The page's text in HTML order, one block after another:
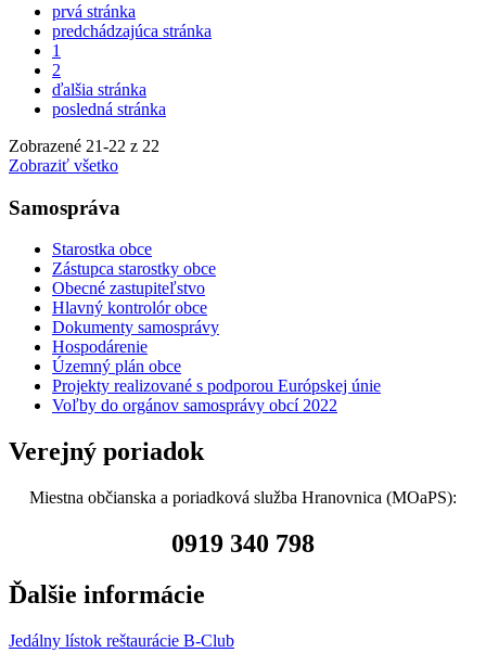
prvá stránka
predchádzajúca stránka
1
2
ďalšia stránka
posledná stránka
Zobrazené 21-22 z 22
Zobraziť všetko
Samospráva
Starostka obce
Zástupca starostky obce
Obecné zastupiteľstvo
Hlavný kontrolór obce
Dokumenty samosprávy
Hospodárenie
Územný plán obce
Projekty realizované s podporou Európskej únie
Voľby do orgánov samosprávy obcí 2022
Verejný poriadok
Miestna občianska a poriadková služba Hranovnica (MOaPS):
0919 340 798
Ďalšie informácie
Jedálny lístok reštaurácie B-Club